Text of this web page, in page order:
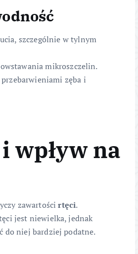
szczególnie w tylnym
mikroszczelin.
zęba i
wpływ na
zawartościrtęci.
jest niewielka, jednak
do niej bardziej podatne.